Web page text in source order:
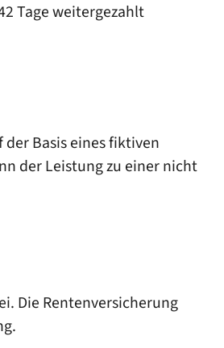
Tage weitergezahlt
Basis eines fiktiven
der Leistung zu einer nicht
Die Rentenversicherung